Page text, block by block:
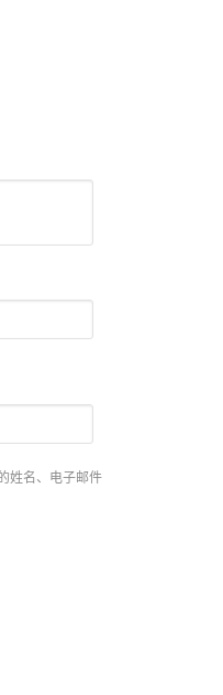
姓名、电子邮件